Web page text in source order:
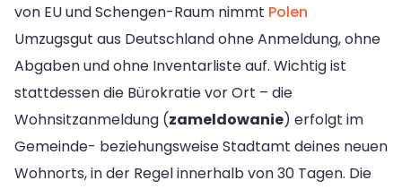
von EU und Schengen-Raum nimmt Polen
Umzugsgut aus Deutschland ohne Anmeldung, ohne
Abgaben und ohne Inventarliste auf. Wichtig ist
stattdessen die Bürokratie vor Ort – die
Wohnsitzanmeldung (zameldowanie) erfolgt im
Gemeinde- beziehungsweise Stadtamt deines neuen
Wohnorts, in der Regel innerhalb von 30 Tagen. Die